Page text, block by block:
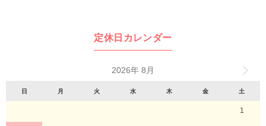
定休日カレンダー
2026年 8月
日 月 火 水 木 金 土
1